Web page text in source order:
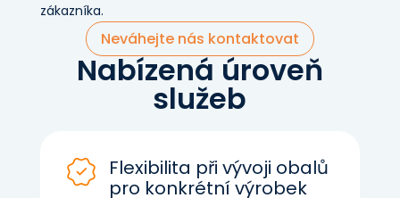
zákazníka.
Neváhejte nás kontaktovat
Nabízená úroveň
služeb
Flexibilita při vývoji obalů
pro konkrétní výrobek